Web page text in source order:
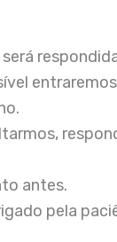
antes.
pela